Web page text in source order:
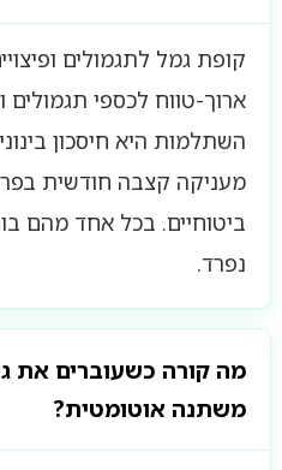
קופת גמל לתגמולים
ארוך-טווח לכספי תגמולים
השתלמות היא חיסכון
מעניקה קצבה חודשית
ביטוחיים. בכל אחד מהם
נפרד.
משתנה אוטומטית?